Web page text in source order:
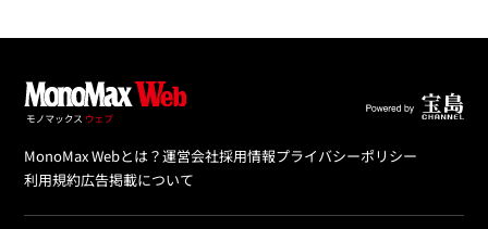
MonoMax Webとは？運営会社採用情報プライバシーポリシー
利用規約広告掲載について